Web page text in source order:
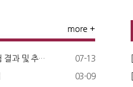
[공지] [초등] 2026학년도 7월 전편입 추첨 결과 및 추후 일정 안내 07-13
03-09